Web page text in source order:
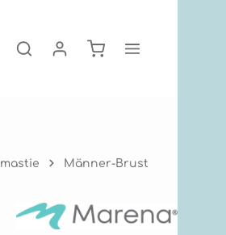
Warenkorb enthält
Männer-Brust